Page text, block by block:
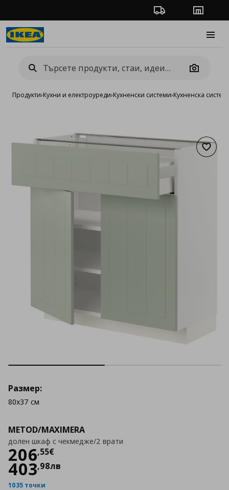
Проследяване на
Camera
Продукти›Кухни и електроуреди›Кухненски системи›Кухненска
METOD/MAXIMERA
долен шкаф с чекмедже/2 врати
206,55€
Цена
403,98лв
1035 точки
Размер:
80x37 см